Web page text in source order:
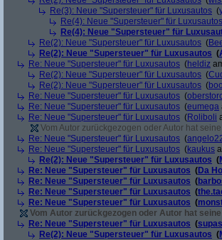
Re(3): Neue "Supersteuer" für Luxusautos (
Re(4): Neue "Supersteuer" für Luxusautos
Re(4): Neue "Supersteuer" für
Re(2): Neue "Supersteuer" für Luxusautos (
Re(2): Neue "Supersteuer" für Luxusautos (
Re: Neue "Supersteuer" für Luxusautos (heldiz
Re(2): Neue "Supersteuer" für Luxusautos (
Re(2): Neue "Supersteuer" für Luxusautos (
Re: Neue "Supersteuer" für Luxusautos (
Re: Neue "Supersteuer" für Luxusautos (eumega
Re: Neue "Supersteuer" für Luxusautos (Roliboli
Vom Autor zurückgezogen oder Autor hat
Re: Neue "Supersteuer" für Luxusautos (
Re: Neue "Supersteuer" für Luxusautos (kaukus
Re(2): Neue "Supersteuer" für Luxusautos (
Re: Neue "Supersteuer" für Luxusautos (Da
Re: Neue "Supersteuer" für Luxusautos (
Re: Neue "Supersteuer" für Luxusautos (
Re: Neue "Supersteuer" für Luxusautos (
Vom Autor zurückgezogen oder Autor hat
Re: Neue "Supersteuer" für Luxusautos (
Re(2): Neue "Supersteuer" für Luxusautos (